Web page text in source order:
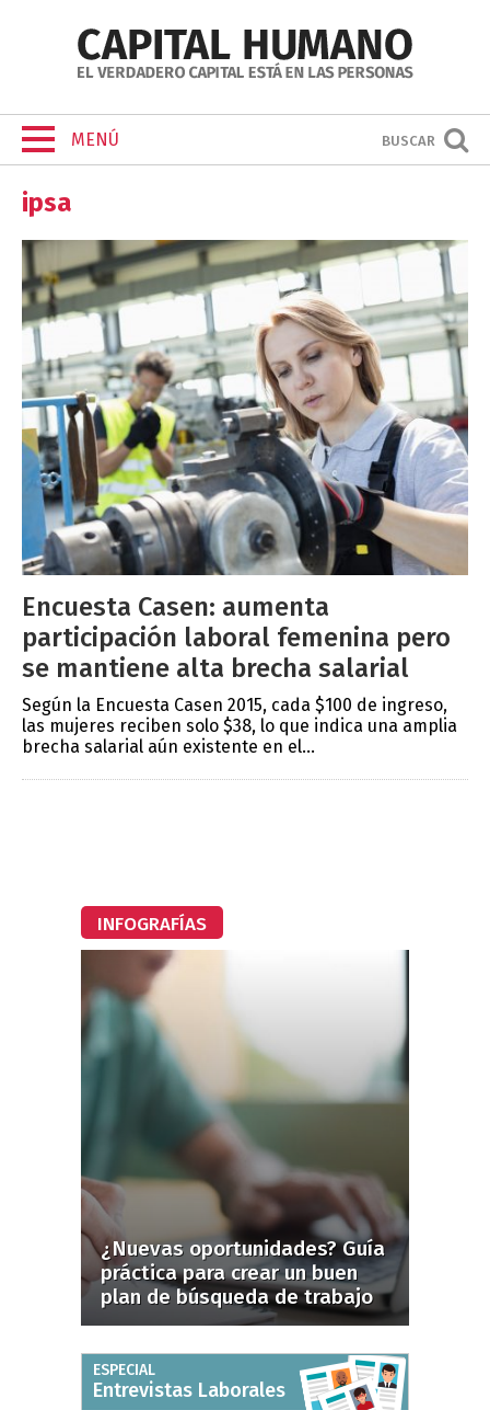
MENÚ BUSCAR
ipsa
Encuesta Casen: aumenta
participación laboral femenina pero
se mantiene alta brecha salarial
Según la Encuesta Casen 2015, cada $100 de ingreso,
las mujeres reciben solo $38, lo que indica una amplia
brecha salarial aún existente en el...
INFOGRAFÍAS
¿Nuevas oportunidades? Guía
práctica para crear un buen
plan de búsqueda de trabajo
ESPECIAL
Entrevistas Laborales